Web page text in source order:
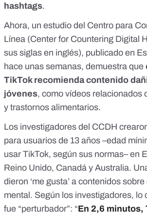
hashtags.
Ahora, un estudio del Centro para
Línea (Center for Countering Digital
sus siglas en inglés), publicado en
hace unas semanas, demuestra que
TikTok recomienda contenido
jóvenes, como vídeos relacionados
y trastornos alimentarios.
Los investigadores del CCDH
para usuarios de 13 años –edad
usar TikTok, según sus normas– en
Reino Unido, Canadá y Australia.
dieron ‘me gusta’ a contenidos
mental. Según los investigadores, lo
fue “perturbador”: “En 2,6 minutos,